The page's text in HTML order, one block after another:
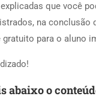
que você
na conclusão
para o aluno
abaixo o